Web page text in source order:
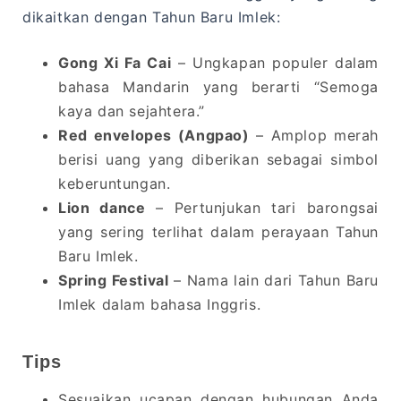
dikaitkan dengan Tahun Baru Imlek:
Gong Xi Fa Cai – Ungkapan populer dalam
bahasa Mandarin yang berarti “Semoga
kaya dan sejahtera.”
Red envelopes (Angpao) – Amplop merah
berisi uang yang diberikan sebagai simbol
keberuntungan.
Lion dance – Pertunjukan tari barongsai
yang sering terlihat dalam perayaan Tahun
Baru Imlek.
Spring Festival – Nama lain dari Tahun Baru
Imlek dalam bahasa Inggris.
Tips